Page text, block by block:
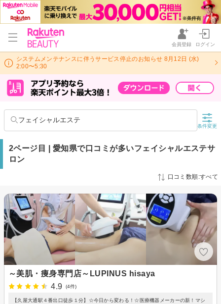
会員登録 ログイン
システムメンテナンスに伴うサービス停止のお知らせ 8月12日 (水)
2:00〜5:30
フェイシャルエステ
条件変更
2ページ目 | 愛知県で口コミが多いフェイシャルエステサ
ロン
口コミ数順:すべて
～美肌・痩身専門店～LUPINUS hisaya
4.9
(4件)
【久屋大通駅４番出口徒歩１分】☆今日から変わる！☆医療機器メーカーの新！マシ